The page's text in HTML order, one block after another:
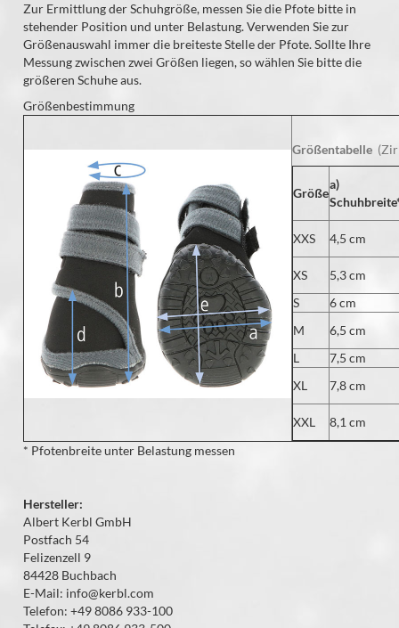
Zur Ermittlung der Schuhgröße, messen Sie die Pfote bitte in
stehender Position und unter Belastung. Verwenden Sie zur
Größenauswahl immer die breiteste Stelle der Pfote. Sollte Ihre
Messung zwischen zwei Größen liegen, so wählen Sie bitte die
größeren Schuhe aus.
Größenbestimmung
Größentabelle
Größe
a)
XXS 4,5 cm
XS
5,3 cm
S
6 cm
M
6,5 cm
L
7,5 cm
XL
7,8 cm
XXL
8,1 cm
* Pfotenbreite unter Belastung messen
Hersteller:
Albert Kerbl GmbH
Postfach 54
Felizenzell 9
84428 Buchbach
E-Mail: info@kerbl.com
Telefon: +49 8086 933-100